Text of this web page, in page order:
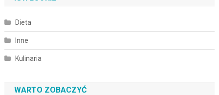
Dieta
Inne
Kulinaria
WARTO ZOBACZYĆ